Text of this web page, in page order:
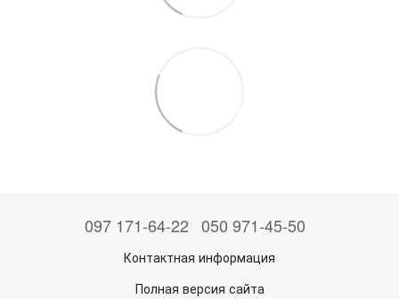
097 171-64-22 050 971-45-50
Контактная информация
Полная версия сайта